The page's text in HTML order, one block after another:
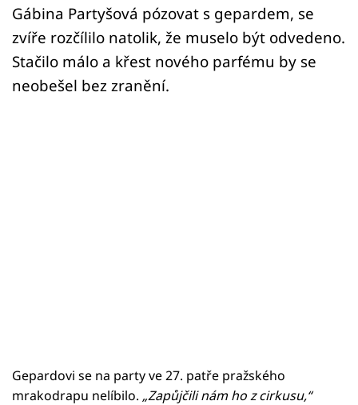
Sledujte nás
Gábina Partyšová pózovat s gepardem, se
zvíře rozčílilo natolik, že muselo být odvedeno.
Stačilo málo a křest nového parfému by se
neobešel bez zranění.
Gepardovi se na party ve 27. patře pražského
mrakodrapu nelíbilo. „Zapůjčili nám ho z cirkusu,“